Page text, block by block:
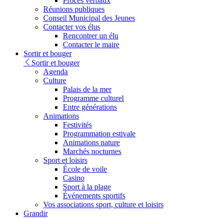
Réunions publiques
Conseil Municipal des Jeunes
Contacter vos élus
Rencontrer un élu
Contacter le maire
Sortir et bouger
Sortir et bouger
Agenda
Culture
Palais de la mer
Programme culturel
Entre générations
Animations
Festivités
Programmation estivale
Animations nature
Marchés nocturnes
Sport et loisirs
École de voile
Casino
Sport à la plage
Événements sportifs
Vos associations sport, culture et loisirs
Grandir